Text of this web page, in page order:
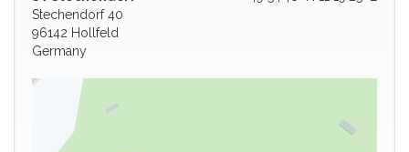
Stechendorf 40
96142 Hollfeld
Germany